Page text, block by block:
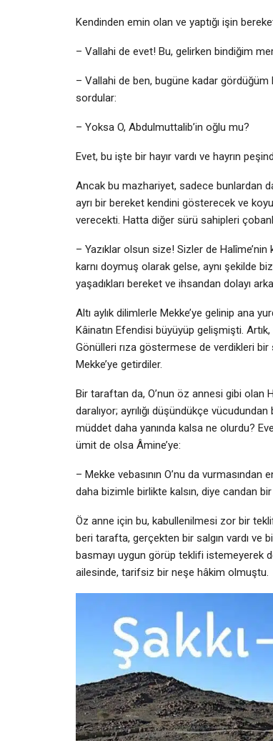
Kendinden emin olan ve yaptığı işin
– Vallahi de evet! Bu, gelirken bindiğim
– Vallahi de ben, bugüne kadar gördüğüm
sordular:
– Yoksa O, Abdulmuttalib’in oğlu mu?
Evet, bu işte bir hayır vardı ve hayrın
Ancak bu mazhariyet, sadece bunlardan
ayrı bir bereket kendini gösterecek ve
verecekti. Hatta diğer sürü sahipleri
– Yazıklar olsun size! Sizler de Halîme’nin
karnı doymuş olarak gelse, aynı şekilde
yaşadıkları bereket ve ihsandan dolayı
Altı aylık dilimlerle Mekke’ye gelinip ana
Kâinatın Efendisi büyüyüp gelişmişti.
Gönülleri rıza göstermese de verdikleri
Mekke’ye getirdiler.
Bir taraftan da, O’nun öz annesi gibi olan
daralıyor; ayrılığı düşündükçe
müddet daha yanında kalsa ne olurdu?
ümit de olsa Âmine’ye:
– Mekke vebasının O’nu da
daha bizimle birlikte kalsın, diye candan
Öz anne için bu, kabullenilmesi zor bir
beri tarafta, gerçekten bir salgın vardı ve
basmayı uygun görüp teklifi istemeyerek
ailesinde, tarifsiz bir neşe hâkim olmuştu.